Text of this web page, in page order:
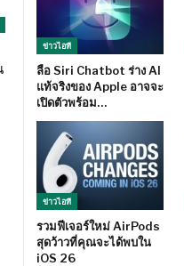
ข่าวไอที
ลือ Siri Chatbot ร่าง AI
แท้จริงของ Apple อาจจะ
เปิดตัวพร้อม…
ข่าวไอที
รวมฟีเจอร์ใหม่ AirPods
สุดว้าวที่คุณจะได้พบใน
iOS 26